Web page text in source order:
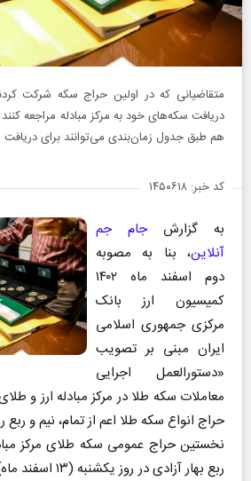
متقاضیانی که در اولین حراج سکه شرکت
دریافت سکه‌های خود به مرکز مبادله مراجعه
هم طبق جدول زمان‌بندی می‌توانند برای
کد خبر: ۱۴۵۰۶۱۸
به گزارشجام جم
آنلاین، بنا به مصوبه
دوم اسفند ماه ۱۴۰۲
کمیسیون ارز بانک
مرکزی جمهوری اسلامی
ایران مبنی بر تصویب
«دستورالعمل اجرایی
معاملات سکه طلا در مرکز مبادله ارز و طلای
حراج انواع سکه طلا اعم از تمام، نیم و ربع
نخستین حراج عمومی سکه طلای مرکز
ربع بهار آزادی در